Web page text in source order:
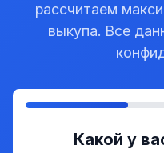
рассчитаем
выкупа. Все
Какой у